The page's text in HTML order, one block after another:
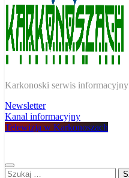
W Karkonoszach
Karkonoski serwis informacyjny
Newsletter
Kanal informacyjny
Telewizja w Karkonoszach
Szukaj: